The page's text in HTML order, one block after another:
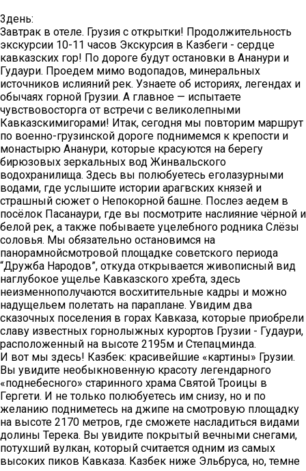
3день:
Завтрак в отеле. Грузия с открытки! Продолжительность
экскурсии 10-11 часов Экскурсия в Казбеги - сердце
кавказских гор! По дороге будут остановки в Ананури и
Гудаури. Проедем мимо водопадов, минеральных
источников ислияний рек. Узнаете об историях, легендах и
обычаях горной Грузии. А главное — испытаете
чувствовосторга от встречи с великолепными
Кавказскимигорами! Итак, сегодня мы повторим маршрут
по военно-грузинской дороге поднимемся к крепости и
монастырю Ананури, которые красуются на берегу
бирюзовых зеркальных вод Жинвальского
водохранилища. Здесь вы полюбуетесь еголазурными
водами, где услышите истории арагвских князей и
страшный сюжет о Непокорной башне. Послез аедем в
посёлок Пасанаури, где вы посмотрите наслияние чёрной и
белой рек, а также побываете уцелебного родника Слёзы
соловья. Мы обязательно остановимся на
панорамнойсмотровой площадке советского периода
“Дружба Народов”, откуда открывается живописный вид
наглубокое ущелье Кавказского хребта, здесь
неизменнополучаются восхитительные кадры и можно
надущельем полетать на параплане. Увидим два
сказочных поселения в горах Кавказа, которые приобрели
славу известных горнолыжных курортов Грузии - Гудаури,
расположенный на высоте 2195м и Степацминда.
И вот мы здесь! Казбек: красивейшие «картины» Грузии.
Вы увидите необыкновенную красоту легендарного
«поднебесного» старинного храма Святой Троицы в
Гергети. И не только полюбуетесь им снизу, но и по
желанию подниметесь на джипе на смотровую площадку
на высоте 2170 метров, где сможете насладиться видами
долины Терека. Вы увидите покрытый вечными снегами,
потухший вулкан, который считается одним из самых
высоких пиков Кавказа. Казбек ниже Эльбруса, но, темне